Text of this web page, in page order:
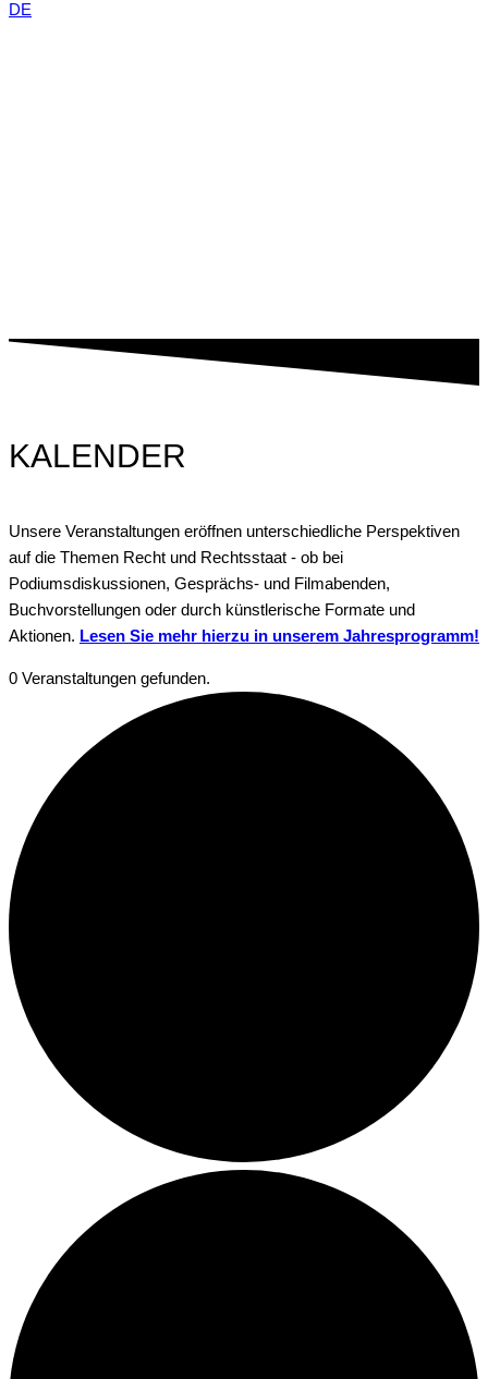
DE
KALENDER
Unsere Veranstaltungen eröffnen unterschiedliche Perspektiven
auf die Themen Recht und Rechtsstaat - ob bei
Podiumsdiskussionen, Gesprächs- und Filmabenden,
Buchvorstellungen oder durch künstlerische Formate und
Aktionen. Lesen Sie mehr hierzu in unserem Jahresprogramm!
0 Veranstaltungen gefunden.